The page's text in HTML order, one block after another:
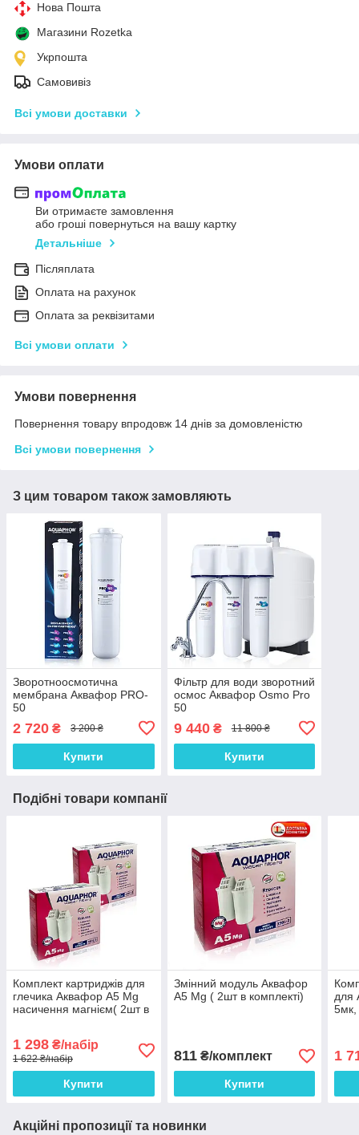
Нова Пошта
Магазини Rozetka
Укрпошта
Самовивіз
Всі умови доставки
Умови оплати
Ви отримаєте замовлення
або гроші повернуться на вашу картку
Детальніше
Післяплата
Оплата на рахунок
Оплата за реквізитами
Всі умови оплати
Умови повернення
Повернення товару впродовж 14 днів за домовленістю
Всі умови повернення
З цим товаром також замовляють
Зворотноосмотична
мембрана Аквафор PRO-
50
2 720 ₴ 3 200 ₴
Купити
Фільтр для води зворотний
осмос Аквафор Osmo Pro
50
9 440₴ 11 800 ₴
Купити
Подібні товари компанії
Комплект картриджів для
глечика Аквафор А5 Mg
насичення магнієм( 2шт в
1 298 ₴/набір
1 622 ₴/набір
Купити
Змінний модуль Аквафор
А5 Mg ( 2шт в комплекті)
811₴/комплект
Купити
для
1
Акційні пропозиції та новинки